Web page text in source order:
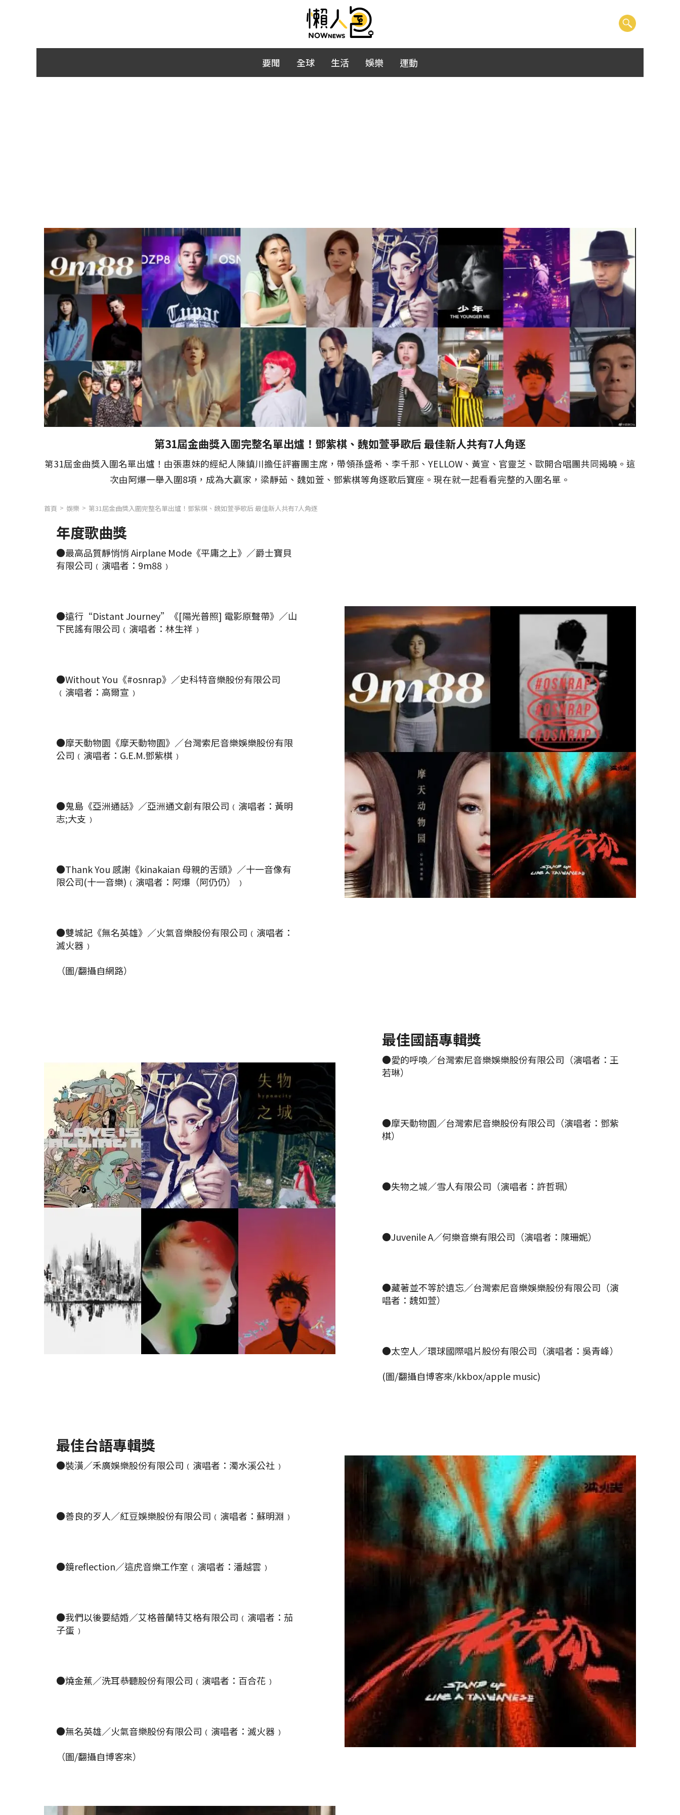
要聞 全球 生活 娛樂 運動
第31屆金曲獎入圍完整名單出爐！鄧紫棋、魏如萱爭歌后 最佳新人共有7人角逐
第31屆金曲獎入圍名單出爐！由張惠妹的經紀人陳鎮川擔任評審團主席，帶領孫盛希、李千那、YELLOW、黃宣、官靈芝、歐開合唱團共同揭曉。這
次由阿爆一舉入圍8項，成為大贏家，梁靜茹、魏如萱、鄧紫棋等角逐歌后寶座。現在就一起看看完整的入圍名單。
首頁 娛樂 第31屆金曲獎入圍完整名單出爐！鄧紫棋、魏如萱爭歌后 最佳新人共有7人角逐
年度歌曲獎
●最高品質靜悄悄 Airplane Mode《平庸之上》／爵士寶貝
有限公司﹙演唱者：9m88﹚
●遠行“Distant Journey”《[陽光普照] 電影原聲帶》／山
下民謠有限公司﹙演唱者：林生祥﹚
●Without You《#osnrap》／史科特音樂股份有限公司
﹙演唱者：高爾宣﹚
●摩天動物園《摩天動物園》／台灣索尼音樂娛樂股份有限
公司﹙演唱者：G.E.M.鄧紫棋﹚
●鬼島《亞洲通話》／亞洲通文創有限公司﹙演唱者：黃明
志;大支﹚
●Thank You 感謝《kinakaian 母親的舌頭》／十一音像有
限公司(十一音樂)﹙演唱者：阿爆（阿仍仍）﹚
●雙城記《無名英雄》／火氣音樂股份有限公司﹙演唱者：
滅火器﹚
（圖/翻攝自網路）
最佳國語專輯獎
●愛的呼喚／台灣索尼音樂娛樂股份有限公司（演唱者：王
若琳）
●摩天動物園／台灣索尼音樂股份有限公司（演唱者：鄧紫
棋）
●失物之城／雪人有限公司（演唱者：許哲珮）
●Juvenile A／何樂音樂有限公司（演唱者：陳珊妮）
●藏著並不等於遺忘／台灣索尼音樂娛樂股份有限公司（演
唱者：魏如萱）
●太空人／環球國際唱片股份有限公司（演唱者：吳青峰）
(圖/翻攝自博客來/kkbox/apple music)
最佳台語專輯獎
●裝潢／禾廣娛樂股份有限公司﹙演唱者：濁水溪公社﹚
●善良的歹人／紅豆娛樂股份有限公司﹙演唱者：蘇明淵﹚
●鏡reflection／這虎音樂工作室﹙演唱者：潘越雲﹚
●我們以後要結婚／艾格普蘭特艾格有限公司﹙演唱者：茄
子蛋﹚
●燒金蕉／洗耳恭聽股份有限公司﹙演唱者：百合花﹚
●無名英雄／火氣音樂股份有限公司﹙演唱者：滅火器﹚
（圖/翻攝自博客來）